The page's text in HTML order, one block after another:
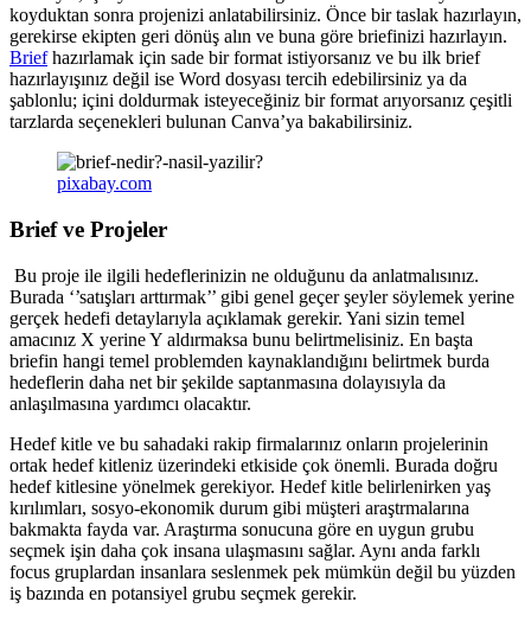
koyduktan sonra projenizi anlatabilirsiniz. Önce bir taslak hazırlayın,
gerekirse ekipten geri dönüş alın ve buna göre briefinizi hazırlayın.
Briefhazırlamak için sade bir format istiyorsanız ve bu ilk brief
hazırlayışınız değil ise Word dosyası tercih edebilirsiniz ya da
şablonlu; içini doldurmak isteyeceğiniz bir format arıyorsanız çeşitli
tarzlarda seçenekleri bulunan Canva’ya bakabilirsiniz.
pixabay.com
Brief ve Projeler
Bu proje ile ilgili hedeflerinizin ne olduğunu da anlatmalısınız.
Burada ‘’satışları arttırmak’’ gibi genel geçer şeyler söylemek yerine
gerçek hedefi detaylarıyla açıklamak gerekir. Yani sizin temel
amacınız X yerine Y aldırmaksa bunu belirtmelisiniz. En başta
briefin hangi temel problemden kaynaklandığını belirtmek burda
hedeflerin daha net bir şekilde saptanmasına dolayısıyla da
anlaşılmasına yardımcı olacaktır.
Hedef kitle ve bu sahadaki rakip firmalarınız onların projelerinin
ortak hedef kitleniz üzerindeki etkiside çok önemli. Burada doğru
hedef kitlesine yönelmek gerekiyor. Hedef kitle belirlenirken yaş
kırılımları, sosyo-ekonomik durum gibi müşteri araştrmalarına
bakmakta fayda var. Araştırma sonucuna göre en uygun grubu
seçmek işin daha çok insana ulaşmasını sağlar. Aynı anda farklı
focus gruplardan insanlara seslenmek pek mümkün değil bu yüzden
iş bazında en potansiyel grubu seçmek gerekir.